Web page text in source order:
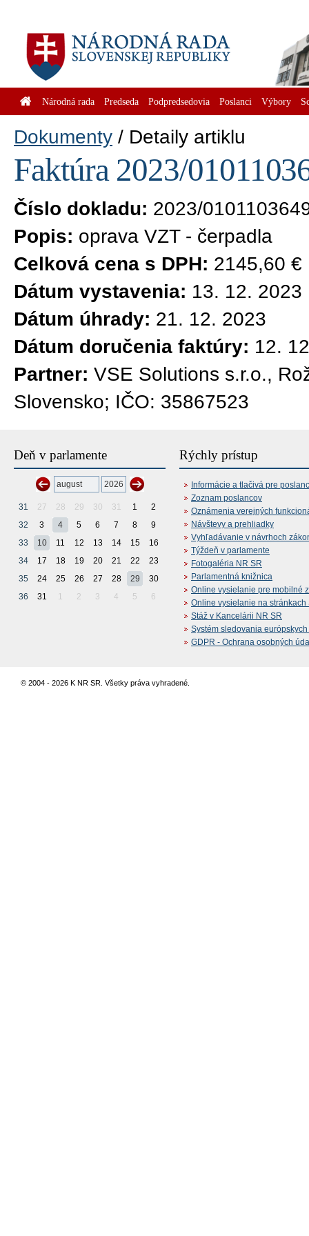
Národná rada Predseda Podpredsedovia Poslanci Výbory
Dokumenty Detaily artiklu
Faktúra 2023/
Číslo dokladu: 2023/
Popis: oprava VZT - čerpadla
Celková cena s DPH: 2145,60 €
Dátum vystavenia: 13. 12. 2023
Dátum úhrady: 21. 12. 2023
Dátum doručenia faktúry: 12.
Partner: VSE Solutions s.r.o.,
Slovensko; IČO: 35867523
Deň v parlamente
31 27 28 29 30 31 1
2
32
3 4 5 6 7 8
9
33
10 11 12 13 14 15
16
34
17 18 19 20 21 22
23
35
24 25 26 27 28 29
30
36
31 1 2 3 4 5 6
Rýchly prístup
Informácie a tlačivá pre
Zoznam poslancov
Oznámenia verejných
Návštevy a prehliadky
Vyhľadávanie v návrhoch
Týždeň v parlamente
Fotogaléria NR SR
Parlamentná knižnica
Online vysielanie pre mobilné
Online vysielanie na stránkach
Stáž v Kancelárii NR SR
Systém sledovania
GDPR - Ochrana osobných
© 2004 - 2026 K NR SR. Všetky práva vyhradené.